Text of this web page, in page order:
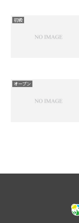
初級
オープン